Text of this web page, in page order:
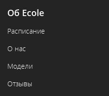
Об Ecole
Расписание
О нас
Модели
Отзывы